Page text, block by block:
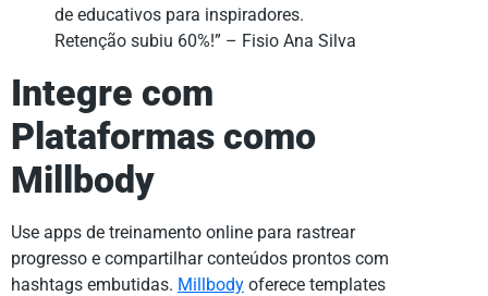
de educativos para inspiradores.
Retenção subiu 60%!” – Fisio Ana Silva
Integre com
Plataformas como
Millbody
Use apps de treinamento online para rastrear
progresso e compartilhar conteúdos prontos com
hashtags embutidas. Millbody oferece templates